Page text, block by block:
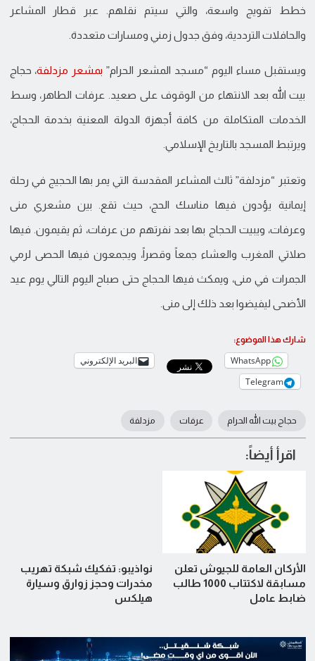
خطط تفويج واسعة، والتي سيتم نقلهم. عبر قطار المشاعر
والحافلات الترددية، وفق جدول زمني ومسارات متعددة.
ويستقبل مساء اليوم “مسجد المشعر الحرام” بمشعر مزدلفة، حجاج
بيت الله بعد الانتهاء من الوقوف على صعيد. عرفات الطاهر، وسط
الخدمات المتكاملة من كافة أجهزة الدولة المعنية بخدمة الحجاج،
ويرتبط المسجد بالتاريخ الإسلامي.
وتعتبر “مزدلفة” ثالث المشاعر المقدسة التي يمر بها الحجيج في رحلة
إيمانية يؤدون فيها مناسك الحج، حيث تقع. بين مشعري منى
وعرفات، ويبيت الحجاج بها بعد نفرتهم من عرفات، ثم يقيمون. فيها
صلاتي المغرب والعشاء جمعاً وقصراً، ويجمعون فيها الحصى لرمي
الجمرات في منى، ويمكث فيها الحجاج حتى صباح اليوم التالي يوم عيد
الأضحى ليفيضوا بعد ذلك إلى منى.
شارك هذا الموضوع:
WhatsApp
البريد الإلكتروني
Telegram
حجاج بيت الله الحرام عرفات مزدلفة
اقرأ أيضاً:
الأركان العامة للجيوش تعلن
مسابقة لاكتتاب 1000 طالب
ضابط عامل
نواذيبو: تفكيك شبكة تهريب
مخدرات وحجز زوارق وسيارة
هيلكس